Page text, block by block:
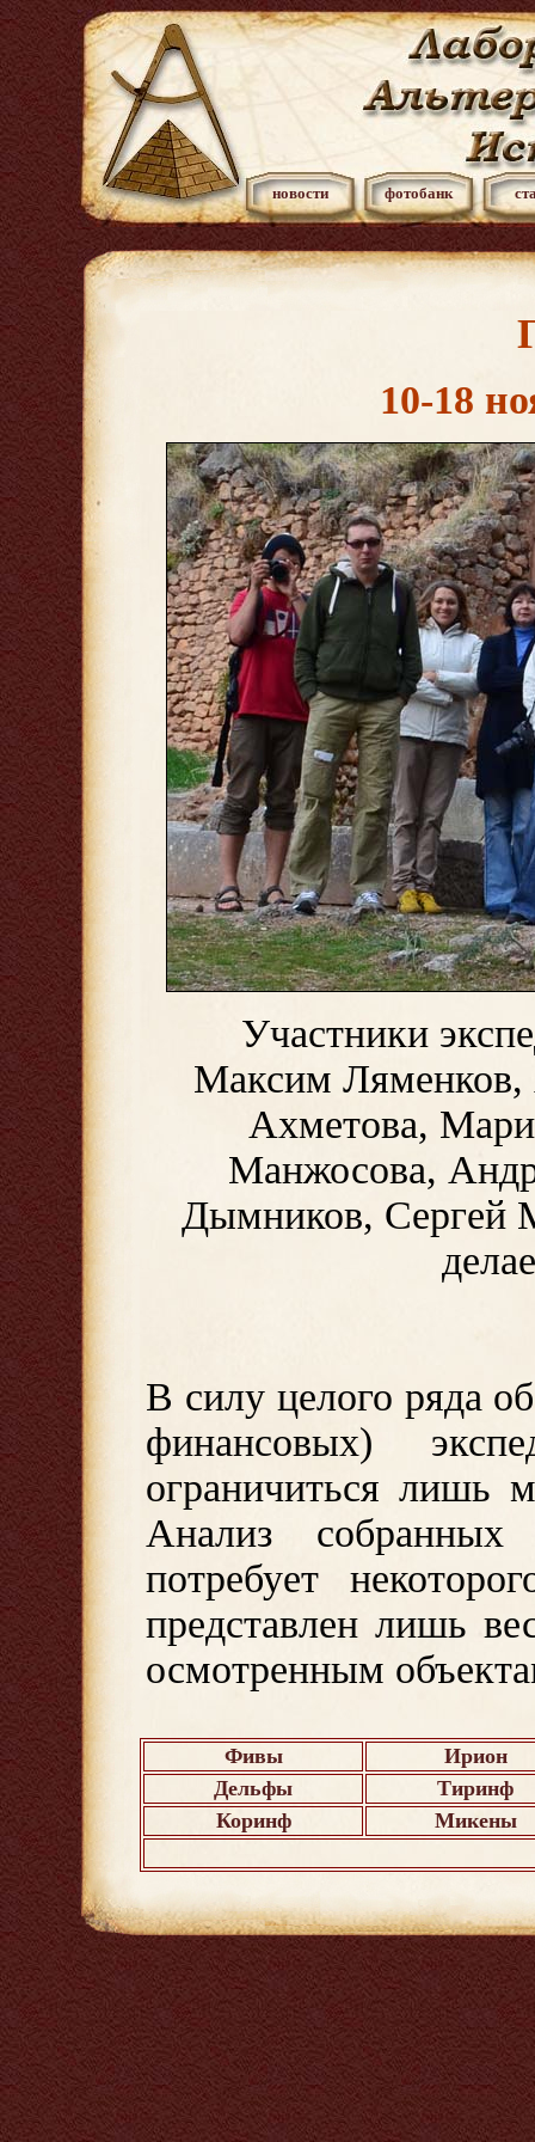
новости фотобанк
10-18
Участники
Максим Ляменков,
Ахметова,
Манжосова,
Дымников, Сергей
В силу целого ряда
финансовых)
ограничиться лишь
Анализ
потребует
представлен лишь
осмотренным
Фивы
Ирион
Дельфы
Тиринф
Коринф
Микены